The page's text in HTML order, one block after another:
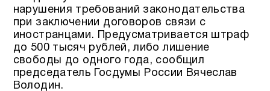
нарушения требований законодательства
при заключении договоров связи с
иностранцами. Предусматривается штраф
до 500 тысяч рублей, либо лишение
свободы до одного года, сообщил
председатель Госдумы России Вячеслав
Володин.